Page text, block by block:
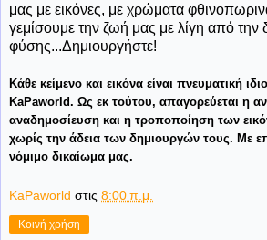
μας με εικόνες, με χρώματα
γεμίσουμε την ζωή μας με λίγη από την
φύσης...Δημιουργήστε!
Κάθε κείμενο και εικόνα είναι πνευματική
KaPaworld. Ως εκ τούτου, απαγορεύεται η
αναδημοσίευση και η τροποποίηση των
χωρίς την άδεια των δημιουργών τους. Με
νόμιμο δικαίωμα μας.
KaPaworld στις 8:00 π.μ.
Κοινή χρήση